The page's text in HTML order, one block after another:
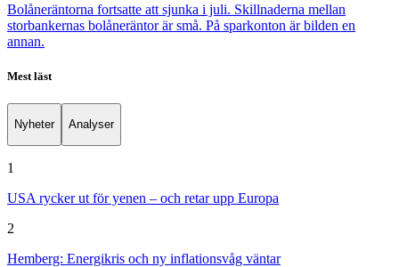
Bolåneräntorna fortsatte att sjunka i juli. Skillnaderna mellan
storbankernas bolåneräntor är små. På sparkonton är bilden en
annan.
Mest läst
Nyheter Analyser
1
USA rycker ut för yenen – och retar upp Europa
2
Hemberg: Energikris och ny inflationsvåg väntar